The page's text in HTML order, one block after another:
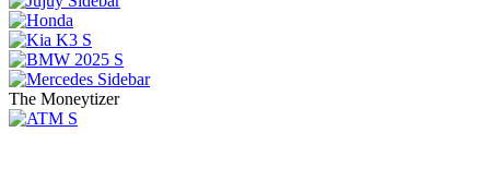
The Moneytizer